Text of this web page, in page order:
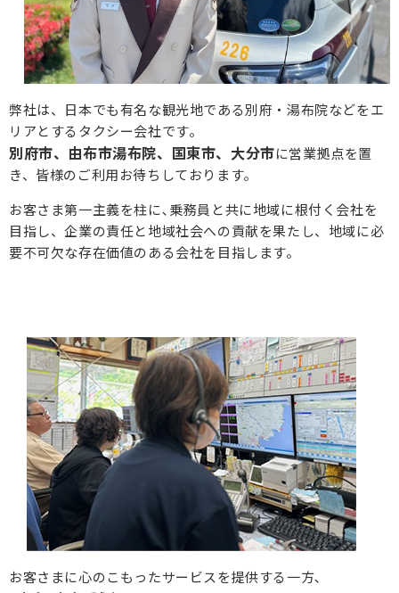
弊社は、日本でも有名な観光地である別府・湯布院などをエ
リアとするタクシー会社です。
別府市、由布市湯布院、国東市、大分市に営業拠点を置
き、皆様のご利用お待ちしております。
お客さま第一主義を柱に､乗務員と共に地域に根付く会社を
目指し、企業の責任と地域社会への貢献を果たし、地域に必
要不可欠な存在価値のある会社を目指します。
お客さまに心のこもったサービスを提供する一方､